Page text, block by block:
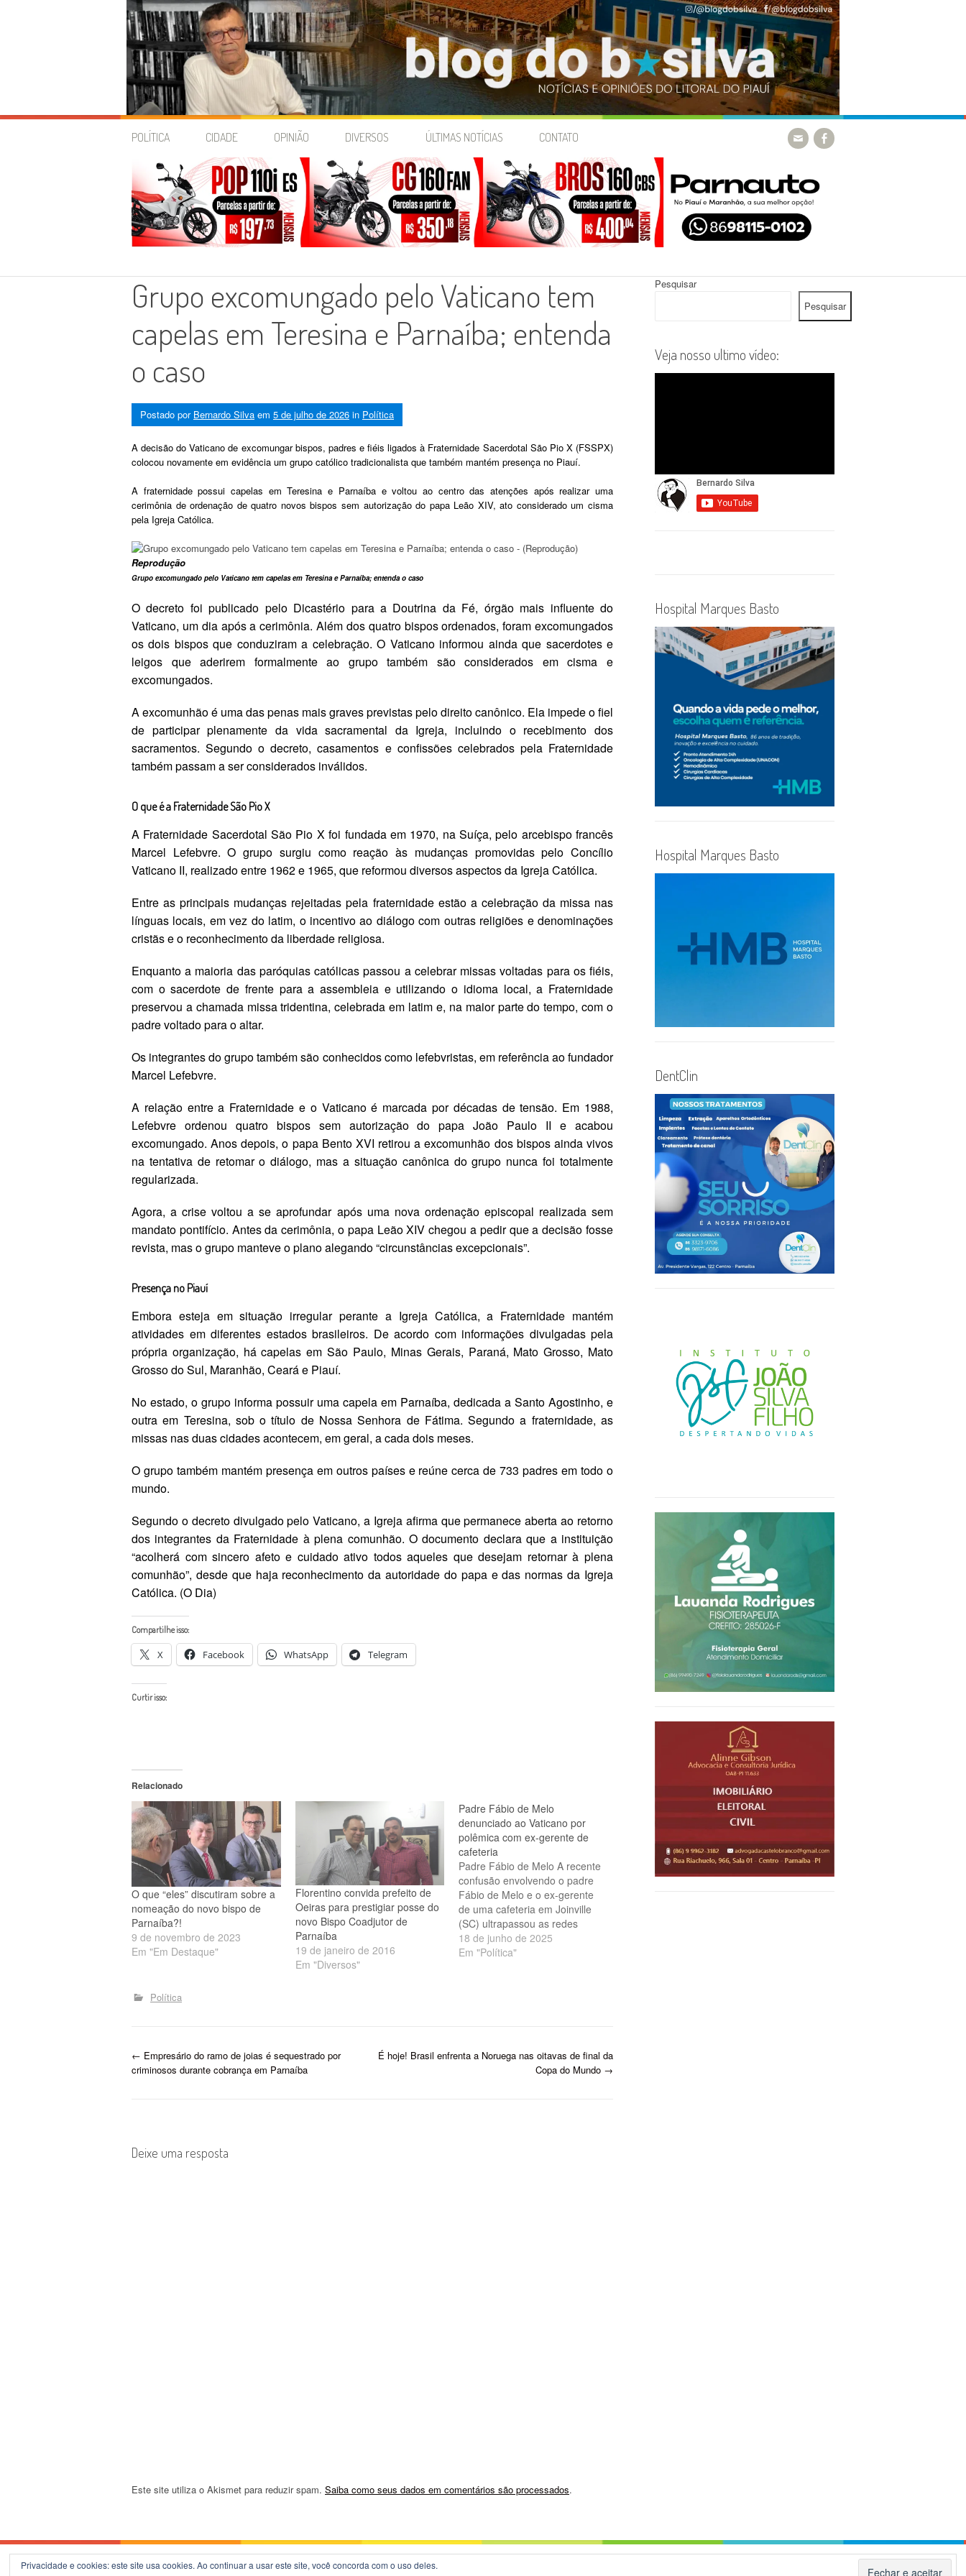
Skip
POLÍTICA CIDADE OPINIÃO DIVERSOS ÚLTIMAS NOTÍCIAS CONTATO
Grupo excomungado pelo Vaticano tem
capelas em Teresina e Parnaíba; entenda
o caso
Postado por Bernardo Silva em 5 de julho de 2026 in Política
A decisão do Vaticano de excomungar bispos, padres e fiéis ligados à Fraternidade Sacerdotal São Pio X (FSSPX)
colocou novamente em evidência um grupo católico tradicionalista que também mantém presença no Piauí.
A fraternidade possui capelas em Teresina e Parnaíba e voltou ao centro das atenções após realizar uma
cerimônia de ordenação de quatro novos bispos sem autorização do papa Leão XIV, ato considerado um cisma
pela Igreja Católica.
Reprodução
Grupo excomungado pelo Vaticano tem capelas em Teresina e Parnaíba; entenda o caso
O decreto foi publicado pelo Dicastério para a Doutrina da Fé, órgão mais influente do
Vaticano, um dia após a cerimônia. Além dos quatro bispos ordenados, foram excomungados
os dois bispos que conduziram a celebração. O Vaticano informou ainda que sacerdotes e
leigos que aderirem formalmente ao grupo também são considerados em cisma e
excomungados.
A excomunhão é uma das penas mais graves previstas pelo direito canônico. Ela impede o fiel
de participar plenamente da vida sacramental da Igreja, incluindo o recebimento dos
sacramentos. Segundo o decreto, casamentos e confissões celebrados pela Fraternidade
também passam a ser considerados inválidos.
O que é a Fraternidade São Pio X
A Fraternidade Sacerdotal São Pio X foi fundada em 1970, na Suíça, pelo arcebispo francês
Marcel Lefebvre. O grupo surgiu como reação às mudanças promovidas pelo Concílio
Vaticano II, realizado entre 1962 e 1965, que reformou diversos aspectos da Igreja Católica.
Entre as principais mudanças rejeitadas pela fraternidade estão a celebração da missa nas
línguas locais, em vez do latim, o incentivo ao diálogo com outras religiões e denominações
cristãs e o reconhecimento da liberdade religiosa.
Enquanto a maioria das paróquias católicas passou a celebrar missas voltadas para os fiéis,
com o sacerdote de frente para a assembleia e utilizando o idioma local, a Fraternidade
preservou a chamada missa tridentina, celebrada em latim e, na maior parte do tempo, com o
padre voltado para o altar.
Os integrantes do grupo também são conhecidos como lefebvristas, em referência ao fundador
Marcel Lefebvre.
A relação entre a Fraternidade e o Vaticano é marcada por décadas de tensão. Em 1988,
Lefebvre ordenou quatro bispos sem autorização do papa João Paulo II e acabou
excomungado. Anos depois, o papa Bento XVI retirou a excomunhão dos bispos ainda vivos
na tentativa de retomar o diálogo, mas a situação canônica do grupo nunca foi totalmente
regularizada.
Agora, a crise voltou a se aprofundar após uma nova ordenação episcopal realizada sem
mandato pontifício. Antes da cerimônia, o papa Leão XIV chegou a pedir que a decisão fosse
revista, mas o grupo manteve o plano alegando “circunstâncias excepcionais”.
Presença no Piauí
Embora esteja em situação irregular perante a Igreja Católica, a Fraternidade mantém
atividades em diferentes estados brasileiros. De acordo com informações divulgadas pela
própria organização, há capelas em São Paulo, Minas Gerais, Paraná, Mato Grosso, Mato
Grosso do Sul, Maranhão, Ceará e Piauí.
No estado, o grupo informa possuir uma capela em Parnaíba, dedicada a Santo Agostinho, e
outra em Teresina, sob o título de Nossa Senhora de Fátima. Segundo a fraternidade, as
missas nas duas cidades acontecem, em geral, a cada dois meses.
O grupo também mantém presença em outros países e reúne cerca de 733 padres em todo o
mundo.
Segundo o decreto divulgado pelo Vaticano, a Igreja afirma que permanece aberta ao retorno
dos integrantes da Fraternidade à plena comunhão. O documento declara que a instituição
“acolherá com sincero afeto e cuidado ativo todos aqueles que desejam retornar à plena
comunhão”, desde que haja reconhecimento da autoridade do papa e das normas da Igreja
Católica. (O Dia)
Compartilhe isso:
X Facebook WhatsApp Telegram
Curtir isso:
Relacionado
O que “eles” discutiram sobre a
nomeação do novo bispo de
Parnaíba?!
9 de novembro de 2023
Em "Em Destaque"
Florentino convida prefeito de
Oeiras para prestigiar posse do
novo Bispo Coadjutor de
Parnaíba
19 de janeiro de 2016
Em "Diversos"
Padre Fábio de Melo
denunciado ao Vaticano por
polêmica com ex-gerente de
cafeteria
Padre Fábio de Melo A recente
confusão envolvendo o padre
Fábio de Melo e o ex-gerente
de uma cafeteria em Joinville
(SC) ultrapassou as redes
sociais e chegou aos altos
escalões da Igreja Católica. O
18 de junho de 2025
Em "Política"
Política
P
t
← Empresário do ramo de joias é sequestrado por
criminosos durante cobrança em Parnaíba
É hoje! Brasil enfrenta a Noruega nas oitavas de final da
Copa do Mundo →
Deixe uma resposta
Este site utiliza o Akismet para reduzir spam. Saiba como seus dados em comentários são processados.
Pesquisar
Pesquisar
Veja nosso ultimo vídeo:
Hospital Marques Basto
Hospital Marques Basto
DentClin
Privacidade e cookies: este site usa cookies. Ao continuar a usar este site, você concorda com o uso deles.